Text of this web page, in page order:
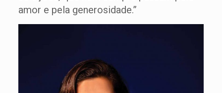
amor e pela generosidade.”